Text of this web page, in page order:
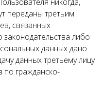
переданы третьим
связанных
либо
данных дано
данных третьему лицу
по гражданско-